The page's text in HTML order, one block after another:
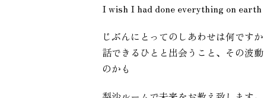
I wish I had done everything on
じぶんにとってのしあわせは何です
話できるひとと出会うこと、その波
のかも